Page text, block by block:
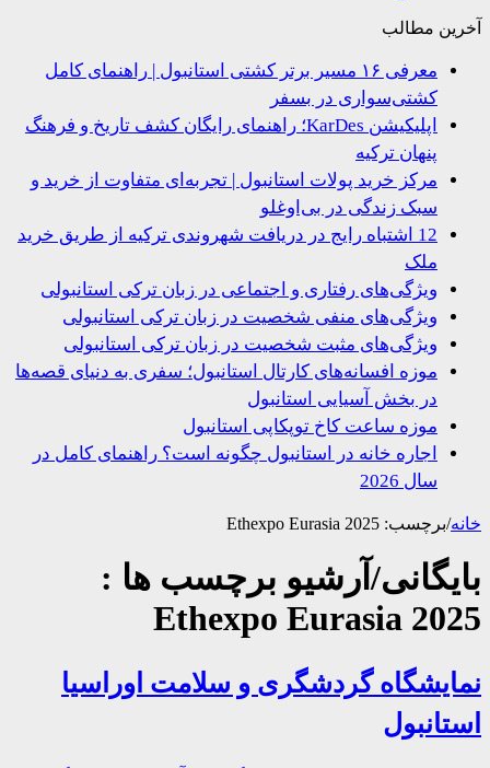
مطالب
معرفی ۱۶ مسیر برتر کشتی استانبول | راهنمای کامل
کشتی‌سواری در بسفر
اپلیکیشن KarDes؛ راهنمای رایگان کشف تاریخ و فرهنگ
پنهان ترکیه
مرکز خرید پولات استانبول | تجربه‌ای متفاوت از خرید و
سبک زندگی در بی‌اوغلو
12 اشتباه رایج در دریافت شهروندی ترکیه از طریق خرید
ویژگی‌های رفتاری و اجتماعی در زبان ترکی استانبولی
ویژگی‌های منفی شخصیت در زبان ترکی استانبولی
ویژگی‌های مثبت شخصیت در زبان ترکی استانبولی
موزه افسانه‌های کارتال استانبول؛ سفری به دنیای قصه‌ها
در بخش آسیایی استانبول
موزه ساعت کاخ توپکاپی استانبول
اجاره خانه در استانبول چگونه است؟ راهنمای کامل در
سال 2026
برچسب:Ethexpo Eurasia 2025
آرشیو برچسب ها :
Ethexpo Eurasia
گردشگری و سلامت اوراسیا